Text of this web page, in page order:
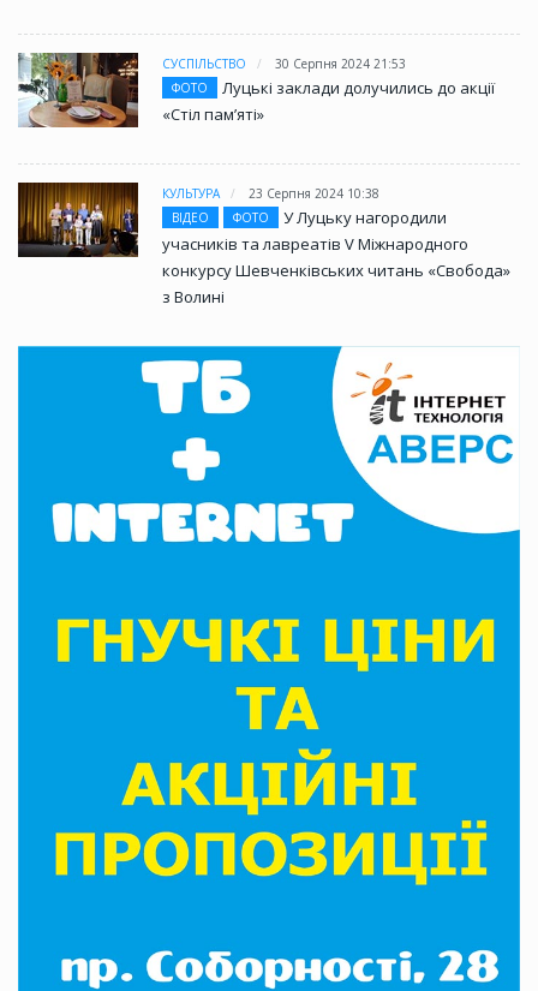
СУСПІЛЬСТВО
30 Серпня 2024 21:53
ФОТО
Луцькі заклади долучились до акції
«Стіл памʼяті»
КУЛЬТУРА
23 Серпня 2024 10:38
ВІДЕО
ФОТО
У Луцьку нагородили
учасників та лавреатів V Міжнародного
конкурсу Шевченківських читань «Свобода»
з Волині